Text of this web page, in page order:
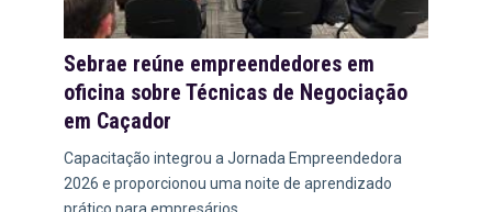
Sebrae reúne empreendedores em
oficina sobre Técnicas de Negociação
em Caçador
Capacitação integrou a Jornada Empreendedora
2026 e proporcionou uma noite de aprendizado
prático para empresários